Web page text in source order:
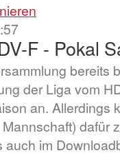
F - Pokal
bereits
der Liga vom
an. Allerdings
dafür
auch im